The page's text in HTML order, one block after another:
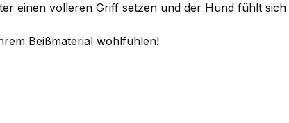
einen volleren Griff setzen und der Hund fühlt
Beißmaterial wohlfühlen!